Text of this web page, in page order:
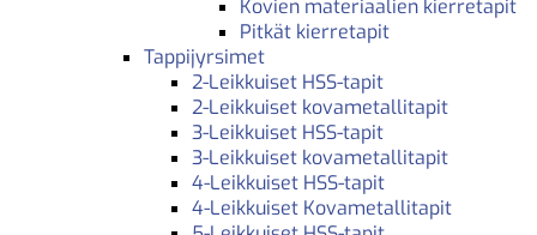
Kovien materiaalien kierretapit
Pitkät kierretapit
Tappijyrsimet
2-Leikkuiset HSS-tapit
2-Leikkuiset kovametallitapit
3-Leikkuiset HSS-tapit
3-Leikkuiset kovametallitapit
4-Leikkuiset HSS-tapit
4-Leikkuiset Kovametallitapit